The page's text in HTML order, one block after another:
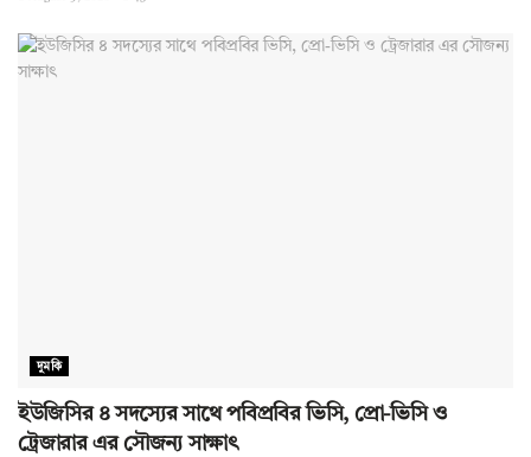
দুমকি
ইউজিসির ৪ সদস্যের সাথে পবিপ্রবির ভিসি, প্রো-ভিসি ও
ট্রেজারার এর সৌজন্য সাক্ষাৎ